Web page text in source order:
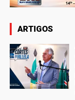
ARTIGOS